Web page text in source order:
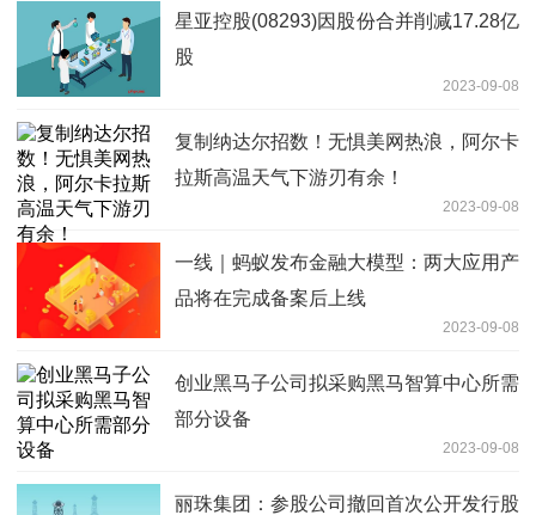
星亚控股(08293)因股份合并削减17.28亿
股
2023-09-08
复制纳达尔招数！无惧美网热浪，阿尔卡
拉斯高温天气下游刃有余！
2023-09-08
一线｜蚂蚁发布金融大模型：两大应用产
品将在完成备案后上线
2023-09-08
创业黑马子公司拟采购黑马智算中心所需
部分设备
2023-09-08
丽珠集团：参股公司撤回首次公开发行股